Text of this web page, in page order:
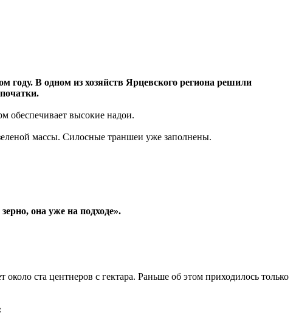
В одном из хозяйств Ярцевского региона решили
обеспечивает высокие надои.
массы. Силосные траншеи уже заполнены.
она уже на подходе».
ста центнеров с гектара. Раньше об этом приходилось только